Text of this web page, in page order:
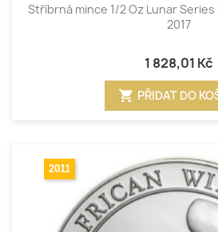
Stříbrná mince 1/2 Oz Lunar
2017
1 828,01 Kč
shopping_cart PŘIDAT DO
2011